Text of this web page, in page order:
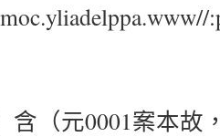
含（元0001案本故